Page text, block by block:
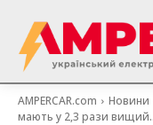
AMPERCAR.com Новини
мають у 2,3 рази